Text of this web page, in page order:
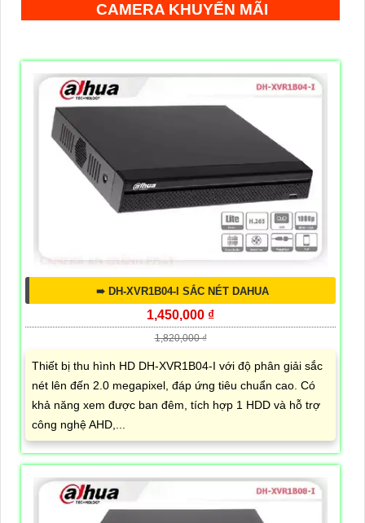
CAMERA KHUYẾN MÃI
➠ DH-XVR1B04-I SẮC NÉT DAHUA
1,450,000 ₫
1,820,000 ₫
Thiết bị thu hình HD DH-XVR1B04-I với độ phân giải sắc
nét lên đến 2.0 megapixel, đáp ứng tiêu chuẩn cao. Có
khả năng xem được ban đêm, tích hợp 1 HDD và hỗ trợ
công nghệ AHD,...